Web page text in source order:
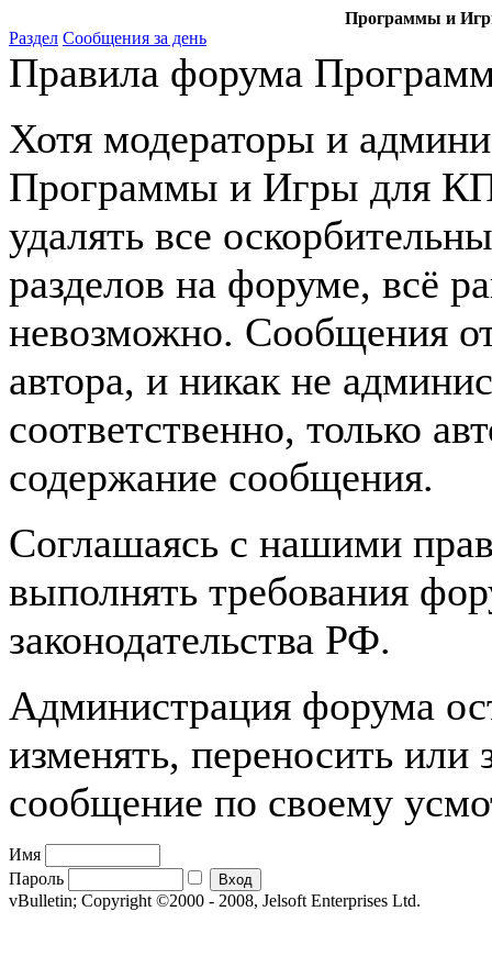
Программы и
Раздел Сообщения за день
Правила форума
Хотя модераторы и
Программы и Игры для
удалять все
разделов на форуме, всё
невозможно. Сообщения
автора, и никак не
соответственно, только
содержание сообщения.
Соглашаясь с нашими
выполнять требования
законодательства РФ.
Администрация форума
изменять, переносить
сообщение по своему
Имя
Пароль
vBulletin; Copyright ©2000 - 2008, Jelsoft Enterprises Ltd.